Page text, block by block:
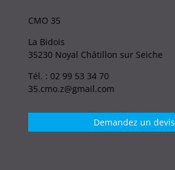
CMO 35
La Bidois
35230 Noyal Châtillon sur Seiche
Tél. : 02 99 53 34 70
35.cmo.z@gmail.com
Demandez un devis